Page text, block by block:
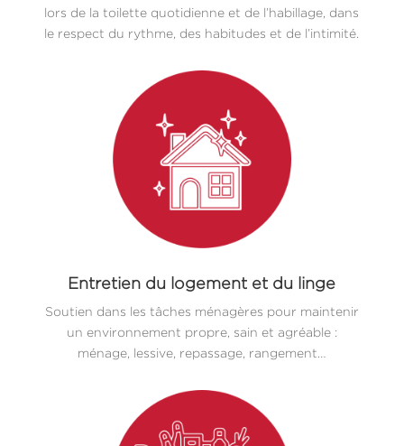
lors de la toilette quotidienne et de l’habillage, dans
le respect du rythme, des habitudes et de l’intimité.
Entretien du logement et du linge
Soutien dans les tâches ménagères pour maintenir
un environnement propre, sain et agréable :
ménage, lessive, repassage, rangement…